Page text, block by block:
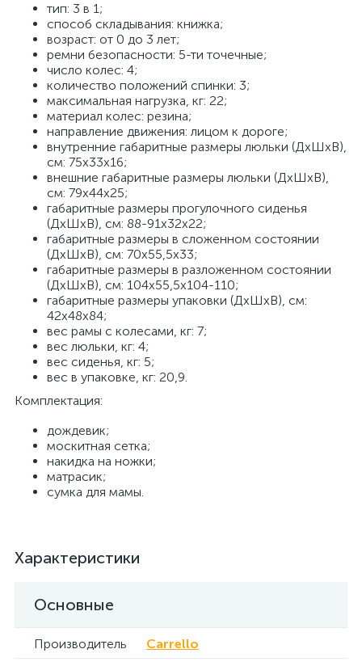
тип: 3 в 1;
способ складывания: книжка;
возраст: от 0 до 3 лет;
ремни безопасности: 5-ти точечные;
число колес: 4;
количество положений спинки: 3;
максимальная нагрузка, кг: 22;
материал колес: резина;
направление движения: лицом к дороге;
внутренние габаритные размеры люльки (ДхШхВ),
см: 75х33х16;
внешние габаритные размеры люльки (ДхШхВ),
см: 79х44х25;
габаритные размеры прогулочного сиденья
(ДхШхВ), см: 88-91х32х22;
габаритные размеры в сложенном состоянии
(ДхШхВ), см: 70х55,5х33;
габаритные размеры в разложенном состоянии
(ДхШхВ), см: 104х55,5х104-110;
габаритные размеры упаковки (ДхШхВ), см:
42x48x84;
вес рамы с колесами, кг: 7;
вес люльки, кг: 4;
вес сиденья, кг: 5;
вес в упаковке, кг: 20,9.
Комплектация:
дождевик;
москитная сетка;
накидка на ножки;
матрасик;
сумка для мамы.
Характеристики
Основные
Производитель
Carrello